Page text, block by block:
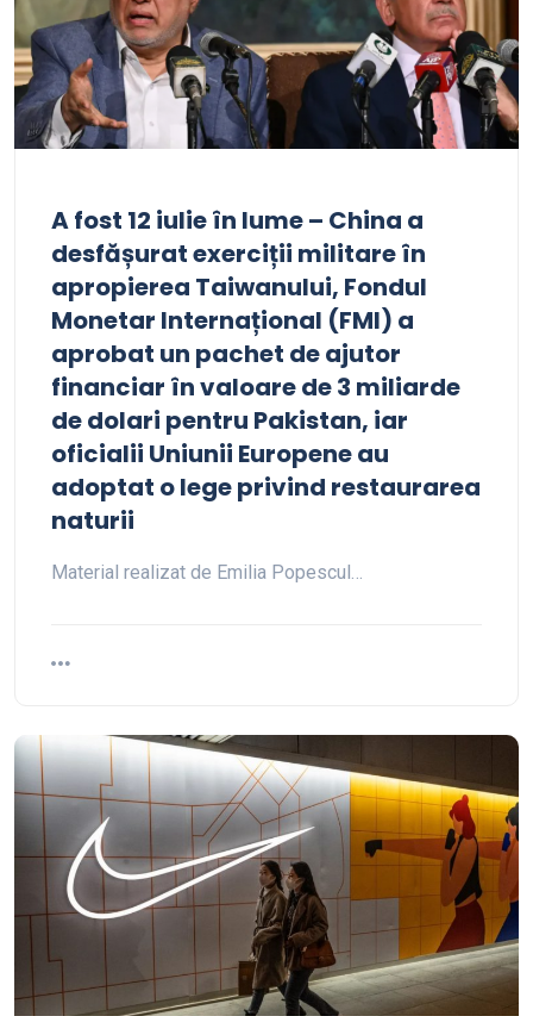
A fost 12 iulie în lume – China a
desfășurat exerciții militare în
apropierea Taiwanului, Fondul
Monetar Internațional (FMI) a
aprobat un pachet de ajutor
financiar în valoare de 3 miliarde
de dolari pentru Pakistan, iar
oficialii Uniunii Europene au
adoptat o lege privind restaurarea
naturii
Material realizat de Emilia Popescul…